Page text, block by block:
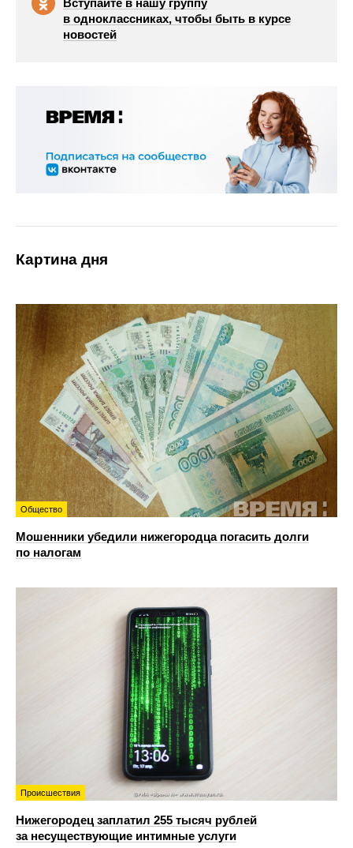
Вступайте в нашу группу
в одноклассниках, чтобы быть в курсе
новостей
Картина дня
Общество
Мошенники убедили нижегородца погасить долги
по налогам
Происшествия
Нижегородец заплатил 255 тысяч рублей
за несуществующие интимные услуги